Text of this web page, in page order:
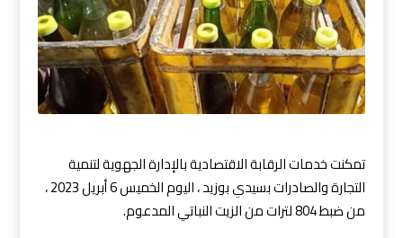
تمكنت خدمات الرقابة الاقتصادية بالإدارة الجهوية لتنمية
التجارة والصادرات بسيدي بوزيد ، اليوم الخميس 6 أبريل 2023 ،
من ضبط 804 لترات من الزيت النباتي المدعوم.